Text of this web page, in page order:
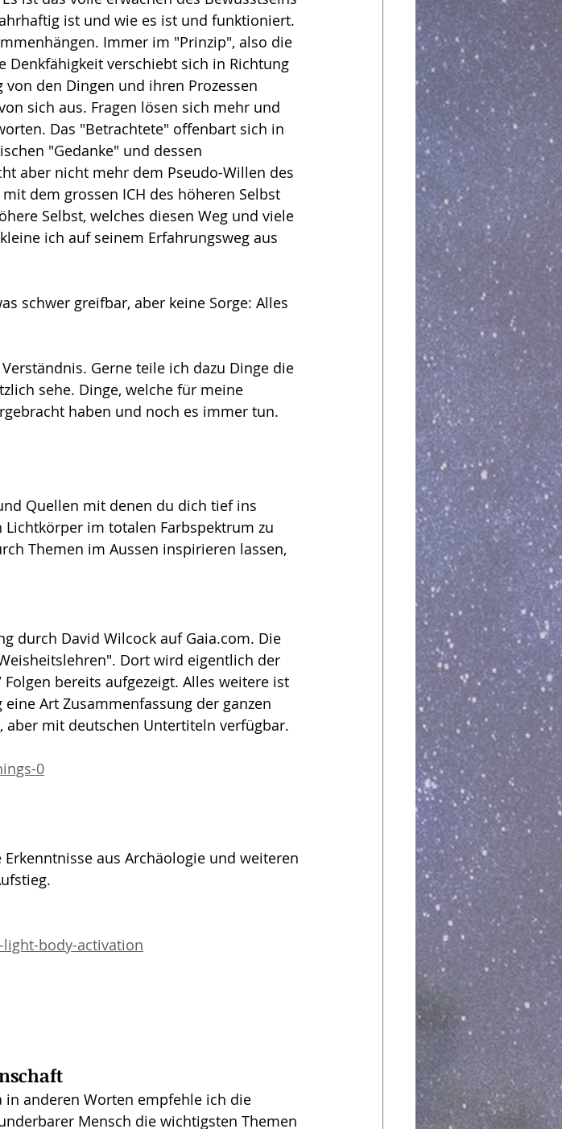
ist und wie es ist und funktioniert.
Immer im "Prinzip", also die
Denkfähigkeit verschiebt sich in Richtung
den Dingen und ihren Prozessen
sich aus. Fragen lösen sich mehr und
Das "Betrachtete" offenbart sich in
"Gedanke" und dessen
aber nicht mehr dem Pseudo-Willen des
dem grossen ICH des höheren Selbst
Selbst, welches diesen Weg und viele
ich auf seinem Erfahrungsweg aus
schwer greifbar, aber keine Sorge: Alles
Gerne teile ich dazu Dinge die
sehe. Dinge, welche für meine
haben und noch es immer tun.
Quellen mit denen du dich tief ins
im totalen Farbspektrum zu
Themen im Aussen inspirieren lassen,
durch David Wilcock auf Gaia.com. Die
Dort wird eigentlich der
bereits aufgezeigt. Alles weitere ist
Art Zusammenfassung der ganzen
mit deutschen Untertiteln verfügbar.
0
aus Archäologie und weiteren
body-activation
in anderen Worten empfehle ich die
Mensch die wichtigsten Themen